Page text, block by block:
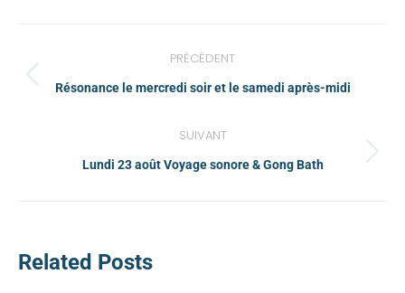
PRÉCÉDENT
Résonance le mercredi soir et le samedi après-midi
SUIVANT
Lundi 23 août Voyage sonore & Gong Bath
Related Posts